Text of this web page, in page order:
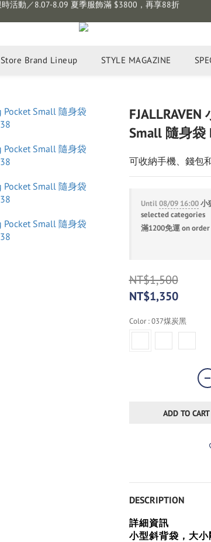
註冊會員拿購物金 $100，滿$1200免運
Store Brand Lineup STYLE MAGAZINE
Small 隨身袋
可收納手機、錢包
Until08/09 16:00小
selected categories
滿1200免運 on order
NT$1,500
NT$1,350
Color : 037煤炭黑
ADD TO CART
DESCRIPTION
詳細資訊
小型斜背袋，大小